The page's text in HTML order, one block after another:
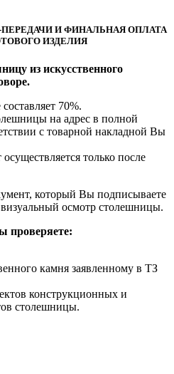
И ФИНАЛЬНАЯ ОПЛАТА
ИЗДЕЛИЯ
из искусственного
70%.
на адрес в полной
с товарной накладной Вы
только после
который Вы подписываете
визуальный осмотр столешницы.
проверяете:
камня заявленному в ТЗ
конструкционных и
столешницы.